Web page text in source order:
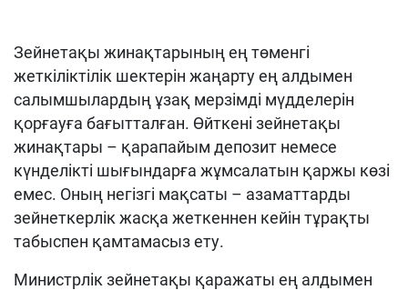
Зейнетақы жинақтарының ең төменгі
жеткіліктілік шектерін жаңарту ең алдымен
салымшылардың ұзақ мерзімді мүдделерін
қорғауға бағытталған. Өйткені зейнетақы
жинақтары – қарапайым депозит немесе
күнделікті шығындарға жұмсалатын қаржы көзі
емес. Оның негізгі мақсаты – азаматтарды
зейнеткерлік жасқа жеткеннен кейін тұрақты
табыспен қамтамасыз ету.
Министрлік зейнетақы қаражаты ең алдымен